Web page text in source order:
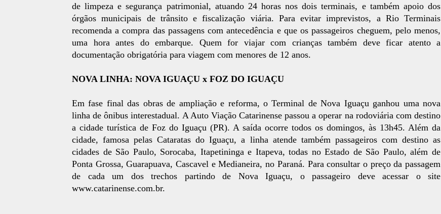
de limpeza e segurança patrimonial, atuando 24 horas nos dois terminais, e também apoio dos
órgãos municipais de trânsito e fiscalização viária. Para evitar imprevistos, a Rio Terminais
recomenda a compra das passagens com antecedência e que os passageiros cheguem, pelo menos,
uma hora antes do embarque. Quem for viajar com crianças também deve ficar atento a
documentação obrigatória para viagem com menores de 12 anos.
NOVA LINHA: NOVA IGUAÇU x FOZ DO IGUAÇU
Em fase final das obras de ampliação e reforma, o Terminal de Nova Iguaçu ganhou uma nova
linha de ônibus interestadual. A Auto Viação Catarinense passou a operar na rodoviária com destino
a cidade turística de Foz do Iguaçu (PR). A saída ocorre todos os domingos, às 13h45. Além da
cidade, famosa pelas Cataratas do Iguaçu, a linha atende também passageiros com destino as
cidades de São Paulo, Sorocaba, Itapetininga e Itapeva, todas no Estado de São Paulo, além de
Ponta Grossa, Guarapuava, Cascavel e Medianeira, no Paraná. Para consultar o preço da passagem
de cada um dos trechos partindo de Nova Iguaçu, o passageiro deve acessar o site
www.catarinense.com.br.